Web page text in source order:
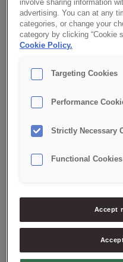
Ett mörkt fiberrikt bröd med
Innehåller linfrö och
rustikare
karaktär. Dosering: 50 %.
INGREDIENSER
Bagerivetemjöl
ARBETSBESKRIVNING
Väg upp alla ingredienser
ca 15 min. Väg upp och
involve sharing information
advertising. You can at any
categories, or change your
category by clicking “Cookie
Cookie Policy.
Targeting Cookies
Performance
Strictly Necessary
Functional Cookies
Accept